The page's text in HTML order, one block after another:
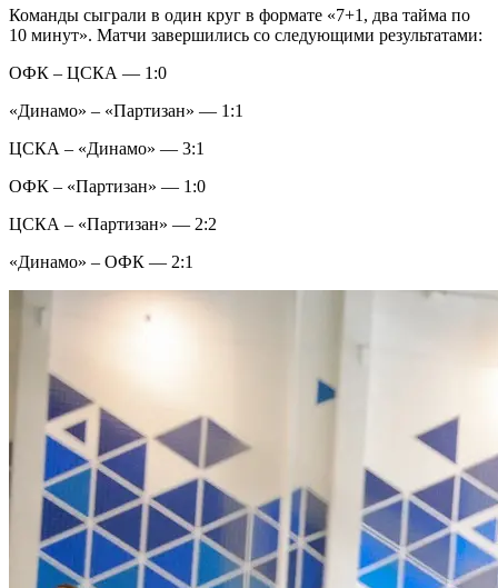
Команды сыграли в один круг в формате «7+1, два тайма по
10 минут». Матчи завершились со следующими результатами:
ОФК – ЦСКА — 1:0
«Динамо» – «Партизан» — 1:1
ЦСКА – «Динамо» — 3:1
ОФК – «Партизан» — 1:0
ЦСКА – «Партизан» — 2:2
«Динамо» – ОФК — 2:1